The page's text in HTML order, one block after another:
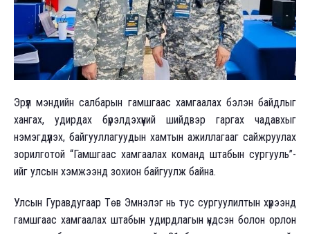
Эрүүл мэндийн салбарын гамшгаас хамгаалах бэлэн байдлыг
хангах, удирдах бүрэлдэхүүний шийдвэр гаргах чадавхыг
нэмэгдүүлэх, байгууллагуудын хамтын ажиллагааг сайжруулах
зорилготой “Гамшгаас хамгаалах команд штабын сургууль”-
ийг улсын хэмжээнд зохион байгуулж байна.
Улсын Гуравдугаар Төв Эмнэлэг нь тус сургуулилтын хүрээнд
гамшгаас хамгаалах штабын удирдлагын үндсэн болон орлон